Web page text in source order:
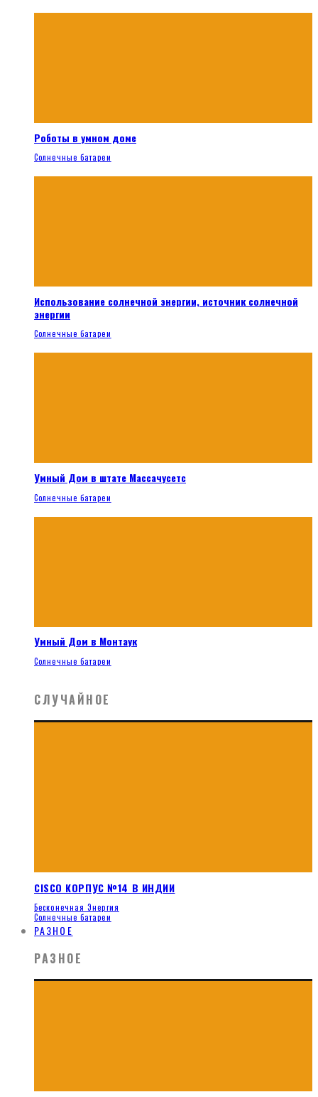
Роботы в умном доме
Солнечные батареи
Использование солнечной энергии, источник солнечной
энергии
Солнечные батареи
Умный Дом в штате Массачусетс
Солнечные батареи
Умный Дом в Монтаук
Солнечные батареи
СЛУЧАЙНОЕ
CISCO КОРПУС №14 В ИНДИИ
Бесконечная Энергия
Солнечные батареи
РАЗНОЕ
РАЗНОЕ